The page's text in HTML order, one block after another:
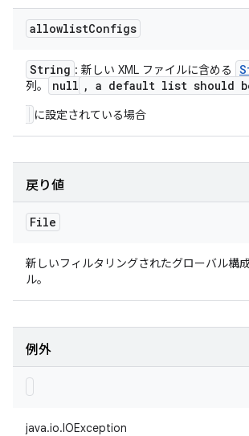
allowlistConfigs
String : 新しい XML ファイルに含める
列。
null , a default list should
に設定されている場合
戻り値
File
新しいフィルタリングされたグローバル構
ル。
例外
java.io.IOException